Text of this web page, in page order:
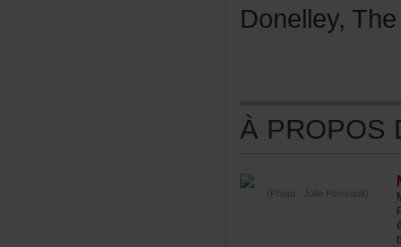
(Photo:JuliePerreault)